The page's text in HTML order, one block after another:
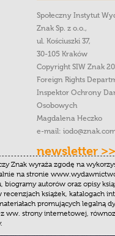
Społeczny Instytut
Znak Sp. z o.o.,
ul. Kościuszki 37,
30-105 Kraków
Copyright SIW Znak
Foreign Rights
Inspektor Ochrony
Osobowych
Magdalena Heczko
e-mail:
newsletter >>
Znak wyraża zgodę na
na stronie
biogramy autorów oraz opisy
recenzjach książek, katalogach
promujących legalną
z ww. strony internetowej,